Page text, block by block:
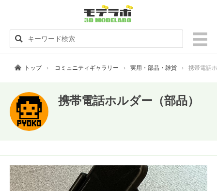
トップ コミュニティギャラリー 実用・部品・雑貨 携帯電話
携帯電話ホルダー（部品）